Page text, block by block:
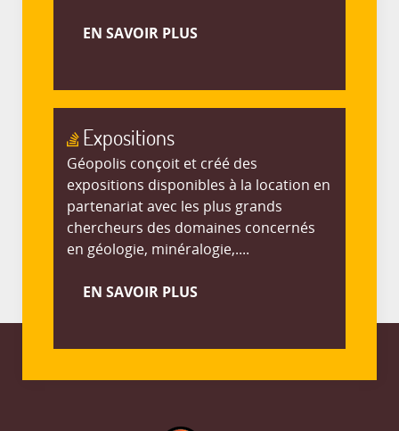
EN SAVOIR PLUS
Expositions
Géopolis conçoit et créé des
expositions disponibles à la location en
partenariat avec les plus grands
chercheurs des domaines concernés
en géologie, minéralogie,....
EN SAVOIR PLUS